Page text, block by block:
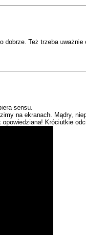
Też trzeba
sensu.
na ekranach. Mądry,
Króciutkie